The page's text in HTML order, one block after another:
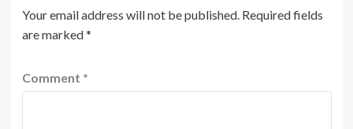
Your email address will not be published. Required fields
are marked*
Comment *